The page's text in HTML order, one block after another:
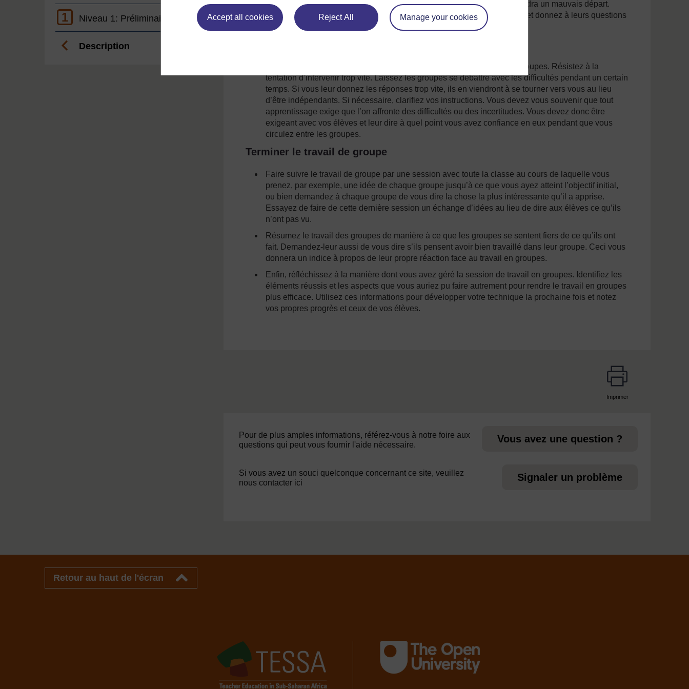
Accept all cookies Reject All Manage your cookies
1 Niveau 1: Préliminaire
Description
En effet, s’ils ne comprennent pas ce qu’ils doivent faire, la session prendra un mauvais départ.
Donnez-leur la possibilité de poser des questions avant de commencer, et donnez à leurs questions
des réponses qui les aideront.
Pendant que les élèves travaillent en groupes, vérifiez le progrès des groupes. Résistez à la
tentation d’intervenir trop vite. Laissez les groupes se débattre avec les difficultés pendant un certain
temps. Si vous leur donnez les réponses trop vite, ils en viendront à se tourner vers vous au lieu
d’être indépendants. Si nécessaire, clarifiez vos instructions. Vous devez vous souvenir que tout
apprentissage exige que l’on affronte des difficultés ou des incertitudes. Vous devez donc être
exigeant avec vos élèves et leur dire à quel point vous avez confiance en eux pendant que vous
circulez entre les groupes.
Terminer le travail de groupe
Faire suivre le travail de groupe par une session avec toute la classe au cours de laquelle vous
prenez, par exemple, une idée de chaque groupe jusqu’à ce que vous ayez atteint l’objectif initial,
ou bien demandez à chaque groupe de vous dire la chose la plus intéressante qu’il a apprise.
Essayez de faire de cette dernière session un échange d’idées au lieu de dire aux élèves ce qu’ils
n’ont pas vu.
Résumez le travail des groupes de manière à ce que les groupes se sentent fiers de ce qu’ils ont
fait. Demandez-leur aussi de vous dire s’ils pensent avoir bien travaillé dans leur groupe. Ceci vous
donnera un indice à propos de leur propre réaction face au travail en groupes.
Enfin, réfléchissez à la manière dont vous avez géré la session de travail en groupes. Identifiez les
éléments réussis et les aspects que vous auriez pu faire autrement pour rendre le travail en groupes
plus efficace. Utilisez ces informations pour développer votre technique la prochaine fois et notez
vos propres progrès et ceux de vos élèves.
Imprimer
Pour de plus amples informations, référez-vous à notre foire aux
questions qui peut vous fournir l'aide nécessaire.
Vous avez une question ?
Si vous avez un souci quelconque concernant ce site, veuillez
nous contacter ici
Signaler un problème
Retour au haut de l'écran